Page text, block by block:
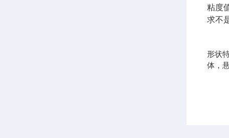
粘度
求不
形状
体，